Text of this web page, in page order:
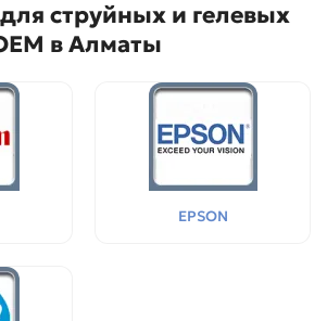
струйных и гелевых
в Алматы
EPSON